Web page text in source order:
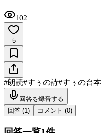
102
5
#朗読#すぅの詩#すぅの台本
回答を録音する
回答 (1 ) コメント (0)